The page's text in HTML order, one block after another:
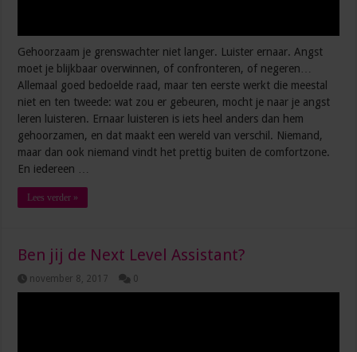
Gehoorzaam je grenswachter niet langer. Luister ernaar. Angst
moet je blijkbaar overwinnen, of confronteren, of negeren…
Allemaal goed bedoelde raad, maar ten eerste werkt die meestal
niet en ten tweede: wat zou er gebeuren, mocht je naar je angst
leren luisteren. Ernaar luisteren is iets heel anders dan hem
gehoorzamen, en dat maakt een wereld van verschil. Niemand,
maar dan ook niemand vindt het prettig buiten de comfortzone.
En iedereen …
Lees verder »
Ben jij de Next Level Assistant?
november 8, 2017 0